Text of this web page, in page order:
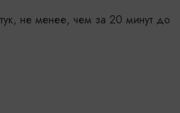
не менее, чем за 20 минут до